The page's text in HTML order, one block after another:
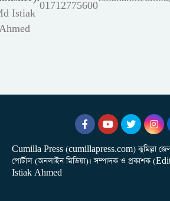
Istiak
01712775600
Cumilla Press (cumillapress.com) কুমিল্লা
পোর্টাল (অনলাইন মিডিয়া)। সম্পাদক ও প্রকাশক
Istiak Ahmed